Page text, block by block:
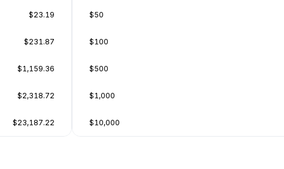
$23.19
$231.87
$1,159.36
$2,318.72
$23,187.22
$50
$100
$500
$1,000
$10,000